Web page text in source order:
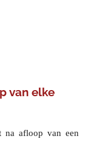
van elke
na afloop van een